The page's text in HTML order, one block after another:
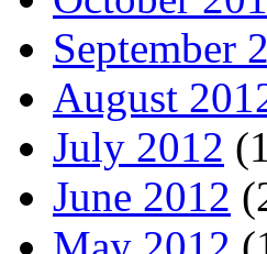
September
August
July 2012
June 2012